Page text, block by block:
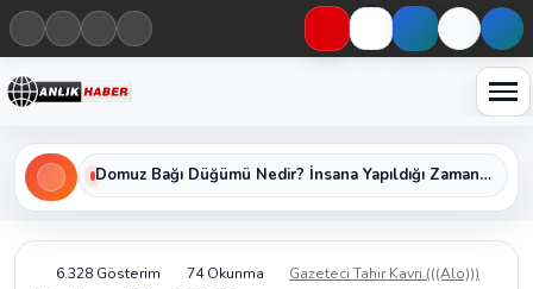
Haberleri keşfet
Domuz Bağı Düğümü Nedir? İnsana Yapıldığı Zaman Yavaş Yavaş Öldüren Ölümcül Düğümün Kan Donduran Gerçekleri
6.328 Gösterim 74 Okunma
Gazeteci Tahir Kavri (((Alo)))